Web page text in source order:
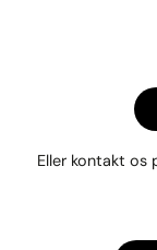
Eller kontakt os